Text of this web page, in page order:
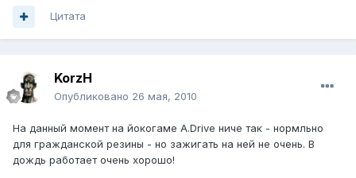
Цитата
KorzH
Опубликовано 26 мая, 2010
На данный момент на йокогаме A.Drive ниче так - нормльно
для гражданской резины - но зажигать на ней не очень. В
дождь работает очень хорошо!